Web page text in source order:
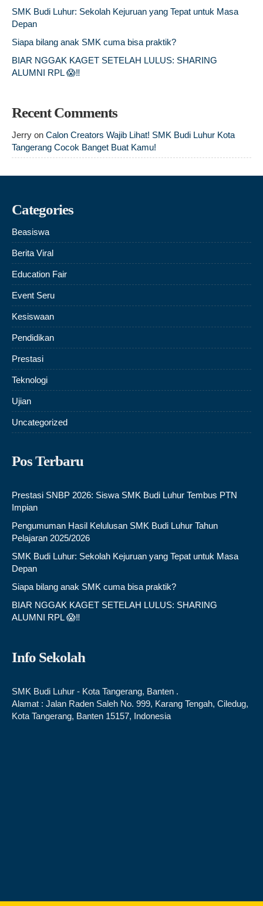
SMK Budi Luhur: Sekolah Kejuruan yang Tepat untuk Masa
Depan
Siapa bilang anak SMK cuma bisa praktik?
BIAR NGGAK KAGET SETELAH LULUS: SHARING
ALUMNI RPL 😱‼️
Recent Comments
Jerry on Calon Creators Wajib Lihat! SMK Budi Luhur Kota
Tangerang Cocok Banget Buat Kamu!
Categories
Beasiswa
Berita Viral
Education Fair
Event Seru
Kesiswaan
Pendidikan
Prestasi
Teknologi
Ujian
Uncategorized
Pos Terbaru
Prestasi SNBP 2026: Siswa SMK Budi Luhur Tembus PTN
Impian
Pengumuman Hasil Kelulusan SMK Budi Luhur Tahun
Pelajaran 2025/2026
SMK Budi Luhur: Sekolah Kejuruan yang Tepat untuk Masa
Depan
Siapa bilang anak SMK cuma bisa praktik?
BIAR NGGAK KAGET SETELAH LULUS: SHARING
ALUMNI RPL 😱‼️
Info Sekolah
SMK Budi Luhur - Kota Tangerang, Banten .
Alamat : Jalan Raden Saleh No. 999, Karang Tengah, Ciledug,
Kota Tangerang, Banten 15157, Indonesia